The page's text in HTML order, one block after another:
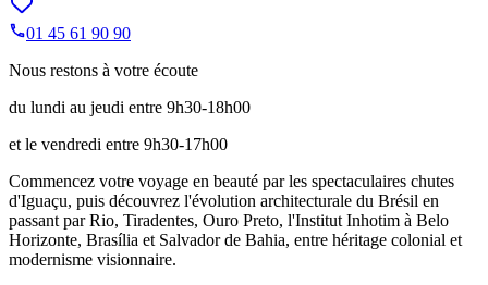
01 45 61 90 90
Nous restons à votre écoute
du lundi au jeudi entre 9h30-18h00
et le vendredi entre 9h30-17h00
Commencez votre voyage en beauté par les spectaculaires chutes
d'Iguaçu, puis découvrez l'évolution architecturale du Brésil en
passant par Rio, Tiradentes, Ouro Preto, l'Institut Inhotim à Belo
Horizonte, Brasília et Salvador de Bahia, entre héritage colonial et
modernisme visionnaire.